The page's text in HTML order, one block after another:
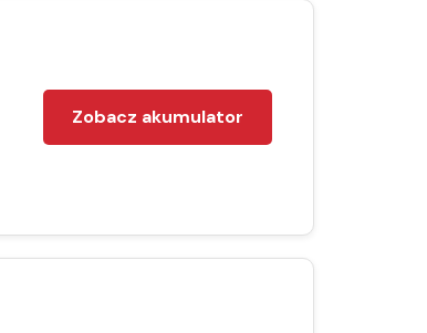
Zobacz akumulator